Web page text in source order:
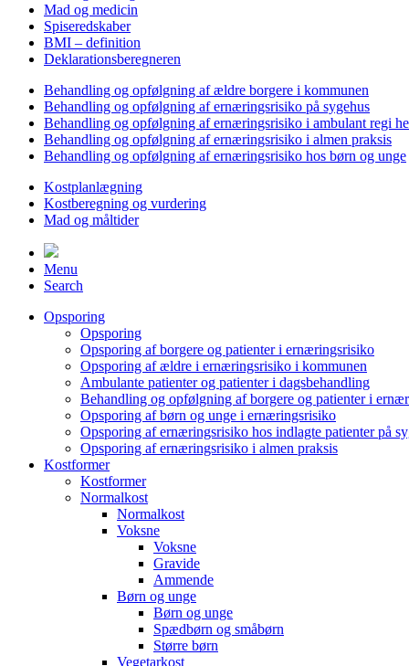
Mad og medicin
Spiseredskaber
BMI – definition
Deklarationsberegneren
Behandling og opfølgning af ældre borgere i kommunen
Behandling og opfølgning af ernæringsrisiko på sygehus
Behandling og opfølgning af ernæringsrisiko i ambulant regi
Behandling og opfølgning af ernæringsrisiko i almen praksis
Behandling og opfølgning af ernæringsrisiko hos børn og unge
Kostplanlægning
Kostberegning og vurdering
Mad og måltider
Menu
Search
Opsporing
Opsporing
Opsporing af borgere og patienter i ernæringsrisiko
Opsporing af ældre i ernæringsrisiko i kommunen
Ambulante patienter og patienter i dagsbehandling
Behandling og opfølgning af borgere og patienter i
Opsporing af børn og unge i ernæringsrisiko
Opsporing af ernæringsrisiko hos indlagte patienter på
Opsporing af ernæringsrisiko i almen praksis
Kostformer
Kostformer
Normalkost
Normalkost
Voksne
Voksne
Gravide
Ammende
Børn og unge
Børn og unge
Spædbørn og småbørn
Større børn
Vegetarkost